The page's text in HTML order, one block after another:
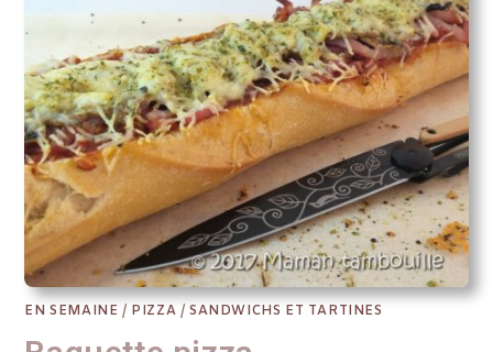
EN SEMAINE / PIZZA /SANDWICHS ET TARTINES